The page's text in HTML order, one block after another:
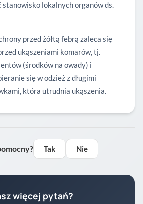
stanowisko lokalnych organów ds.
przed żółtą febrą zaleca się
ukąszeniami komarów, tj.
(środków na owady) i
się w odzież z długimi
która utrudnia ukąszenia.
Tak Nie
więcej pytań?